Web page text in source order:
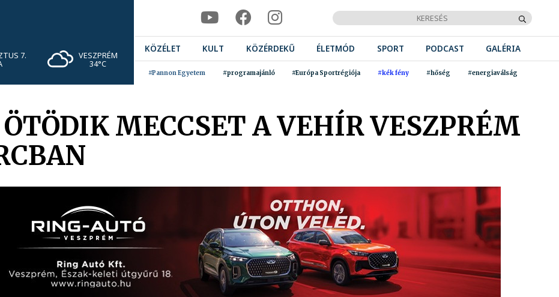
7. VESZPRÉM
34°C
KÖZÉLET KULT KÖZÉRDEKŰ ÉLETMÓD SPORT PODCAST GALÉRIA
#Pannon Egyetem #programajánló #Európa Sportrégiója #kék fény #hőség #energiaválság
MECCSET A VEHÍR VESZPRÉM